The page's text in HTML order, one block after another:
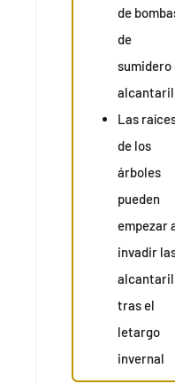
de
de
sumidero
Las
de los
árboles
pueden
empezar
invadir
tras el
letargo
invernal